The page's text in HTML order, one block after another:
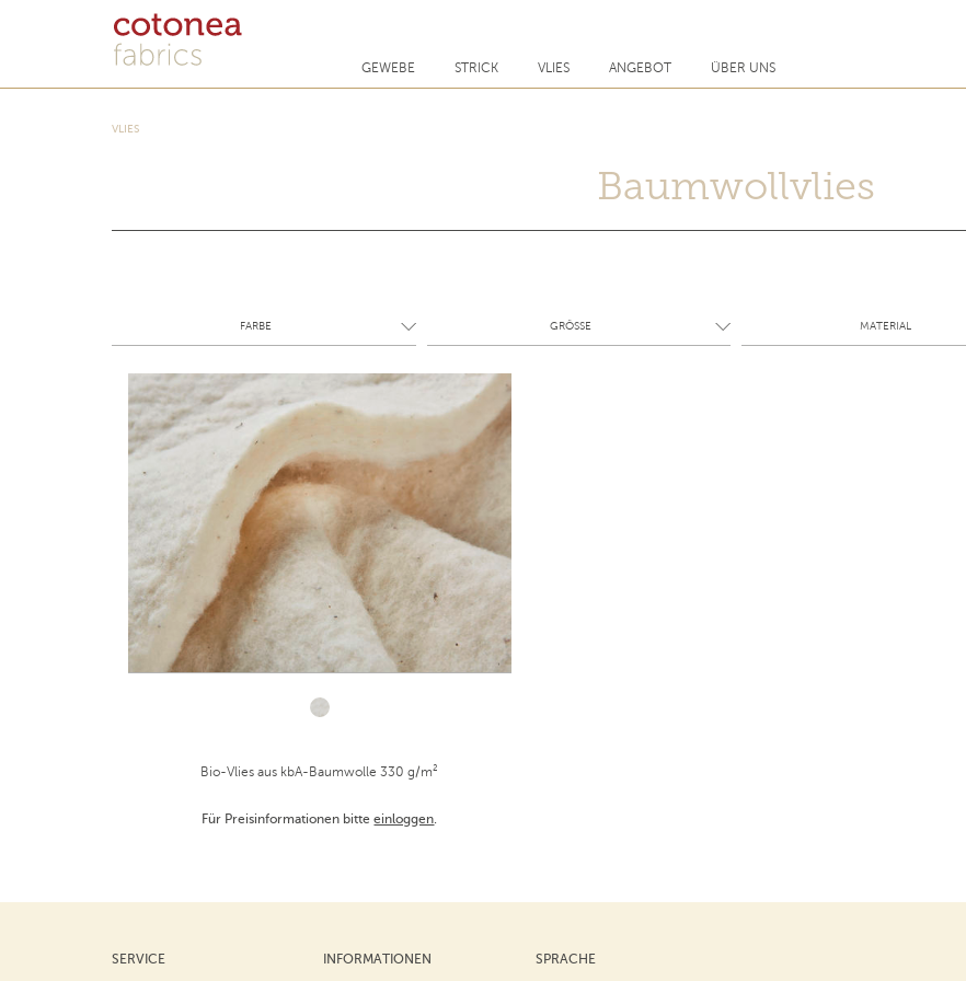
GEWEBE STRICK VLIES ANGEBOT ÜBER UNS
VLIES
Baumwollvlies
FARBE GRÖSSE MATERIAL
Bio-Vlies aus kbA-Baumwolle 330 g/m²
Für Preisinformationen bitteeinloggen.
SERVICE INFORMATIONEN SPRACHE